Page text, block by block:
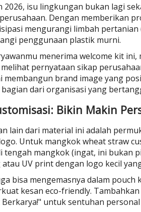
2026, isu lingkungan bukan lagi
Dengan memberikan
mengurangi limbah
penggunaan plastik murni.
menerima welcome kit
pernyataan sikap
membangun brand image yang
bagian dari organisasi yang
Bikin Makin
lain dari material ini adalah
Untuk mangkok wheat straw
tengah mangkok (ingat, ini bukan
UV print dengan logo kecil
bisa mengemasnya dalam
kesan eco-friendly.
Berkarya!" untuk sentuhan